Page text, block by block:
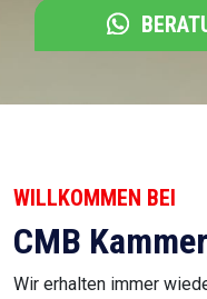
WILLKOMMEN BEI
CMB
Wir erhalten immer